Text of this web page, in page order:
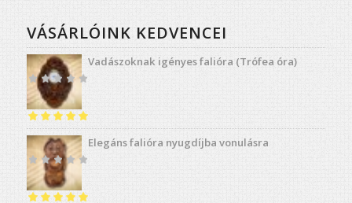
VÁSÁRLÓINK KEDVENCEI
Vadászoknak igényes falióra (Trófea óra)
Értékelés:5.00
/ 5
Elegáns falióra nyugdíjba vonulásra